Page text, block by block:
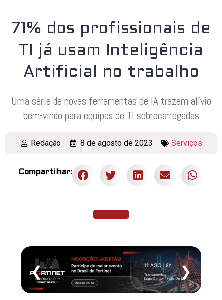
71% dos profissionais de
TI já usam Inteligência
Artificial no trabalho
Uma série de novas ferramentas de IA trazem alívio
bem-vindo para equipes de TI sobrecarregadas
Redação 8 de agosto de 2023 Serviços
Compartilhar:
❮ ❯